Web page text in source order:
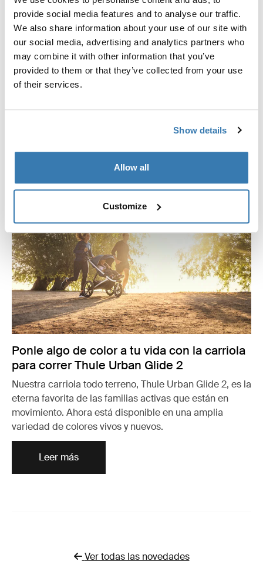
provide social media features and to analyse our traffic.
We also share information about your use of our site with
our social media, advertising and analytics partners who
may combine it with other information that you’ve
provided to them or that they’ve collected from your use
of their services.
Show details
Allow all
Customize
Nuevo color de capota para la carriola
Thule Spring
Lanzamos dos colores nuevos, aluminio o negro y rosa
neblinoso melange, que se ajustan a tu personalidad.
Leer más
Ponle algo de color a tu vida con la carriola
para correr Thule Urban Glide 2
Nuestra carriola todo terreno, Thule Urban Glide 2, es la
eterna favorita de las familias activas que están en
movimiento. Ahora está disponible en una amplia
variedad de colores vivos y nuevos.
Leer más
Ver todas las novedades